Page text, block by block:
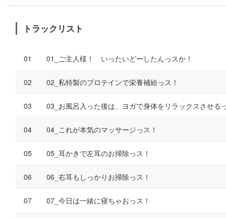
トラックリスト
01_ご主人様！ いったいどーしたんっスか！
02_私特製のプロテインで栄養補給っス！
03_お風呂入った後は、ヨガで身体をリラックスさせる
04_これが本気のマッサージっス！
05_耳かきで左耳のお掃除っス！
06_右耳もしっかりお掃除っス！
07_今日は一緒に寝ちゃおっス！